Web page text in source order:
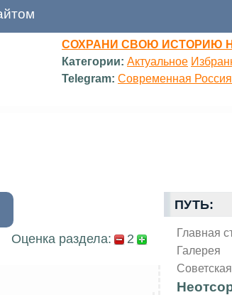
СОХРАНИ СВОЮ ИСТОРИЮ
Категории: Актуальное
Telegram: Современная
ПУТЬ:
Главная
Галерея
Оценка раздела: 2